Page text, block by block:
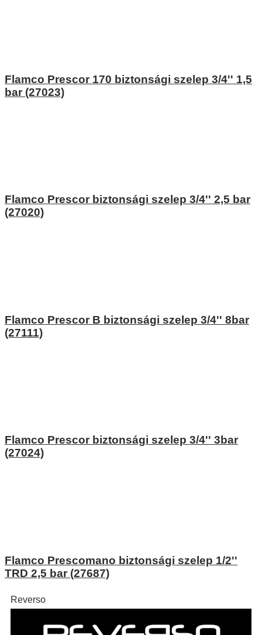
Flamco Prescor 170 biztonsági szelep 3/4'' 1,5
bar (27023)
Flamco Prescor biztonsági szelep 3/4'' 2,5 bar
(27020)
Flamco Prescor B biztonsági szelep 3/4'' 8bar
(27111)
Flamco Prescor biztonsági szelep 3/4'' 3bar
(27024)
Flamco Prescomano biztonsági szelep 1/2''
TRD 2,5 bar (27687)
Reverso